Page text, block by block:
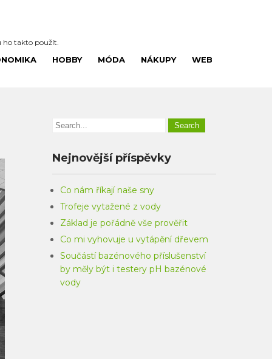
ho takto použít.
HOBBY MÓDA NÁKUPY WEB
Nejnovější příspěvky
Co nám říkají naše sny
Trofeje vytažené z vody
Základ je pořádně vše prověřit
Co mi vyhovuje u vytápění dřevem
Součástí bazénového příslušenství
by měly být i testery pH bazénové
vody